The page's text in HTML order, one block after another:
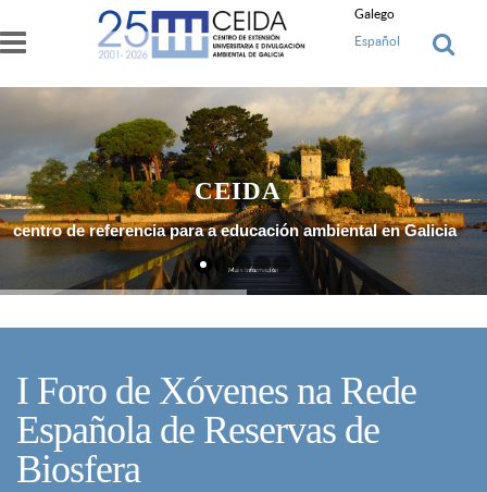
Ir o contido principal
Galego
Español
centro de referencia para a educación ambiental en Galicia
Máis Información
CEIDA
I Foro de Xóvenes na Rede
Española de Reservas de
Biosfera